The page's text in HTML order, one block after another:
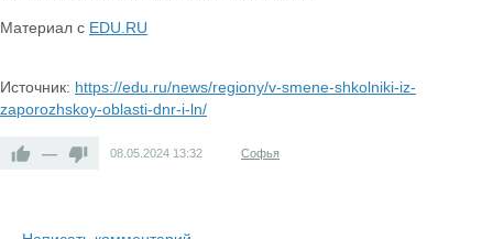
Материал с EDU.RU
Источник: https://edu.ru/news/regiony/v-smene-shkolniki-iz-
zaporozhskoy-oblasti-dnr-i-ln/
— 08.05.2024 13:32 Софья